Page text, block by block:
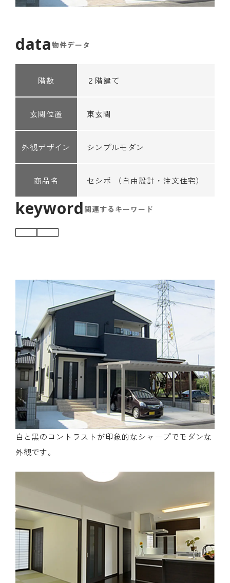
物件データ
階数 ２階建て
玄関位置 東玄関
外観デザイン シンプルモダン
商品名 セシボ （自由設計・注文住宅）
関連するキーワード
白と黒のコントラストが印象的なシャープでモダンな
外観です。